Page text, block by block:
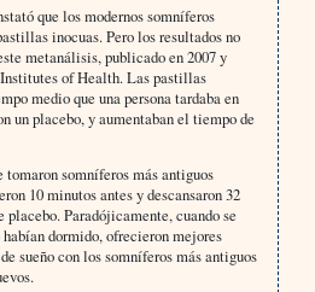
que los modernos somníferos
inocuas. Pero los resultados no
metanálisis, publicado en 2007 y
of Health. Las pastillas
medio que una persona tardaba en
un placebo, y aumentaban el tiempo de
tomaron somníferos más antiguos
10 minutos antes y descansaron 32
placebo. Paradójicamente, cuando se
dormido, ofrecieron mejores
sueño con los somníferos más antiguos